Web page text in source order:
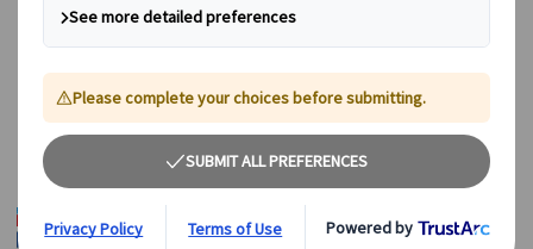
ヨーロッパ主要都市にデスクあり! 現地スタッフが日本語
今すぐ予約！お得なヨーロッパ旅行